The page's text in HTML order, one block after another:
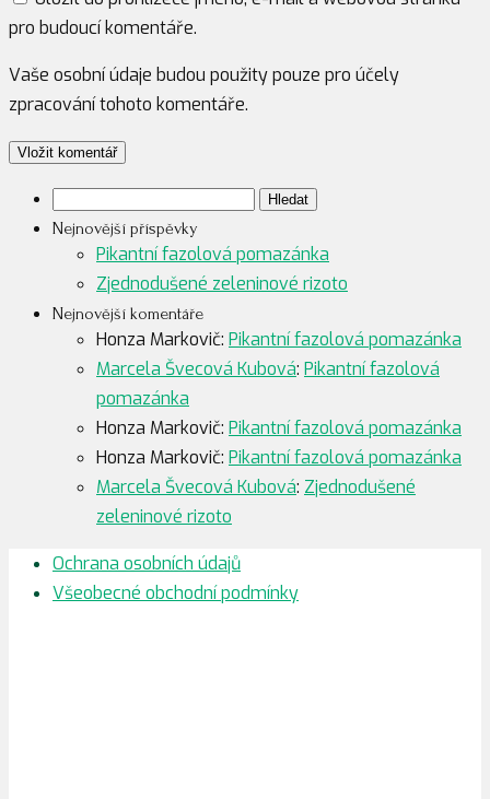
pro budoucí komentáře.
Vaše osobní údaje budou použity pouze pro účely
zpracování tohoto komentáře.
Vyhledávání
Nejnovější příspěvky
Pikantní fazolová pomazánka
Zjednodušené zeleninové rizoto
Nejnovější komentáře
Honza Markovič: Pikantní fazolová pomazánka
Marcela Švecová Kubová: Pikantní fazolová
pomazánka
Honza Markovič: Pikantní fazolová pomazánka
Honza Markovič: Pikantní fazolová pomazánka
Marcela Švecová Kubová: Zjednodušené
zeleninové rizoto
Ochrana osobních údajů
Všeobecné obchodní podmínky